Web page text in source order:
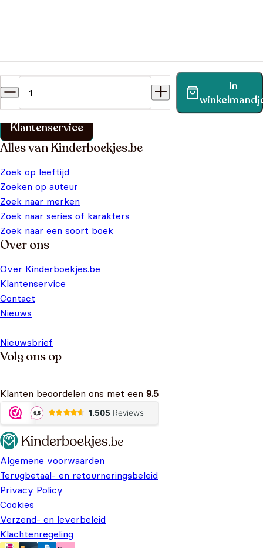
In
Vind binnen no-time antwoord op je vraag op onze
klantenservice pagina.
Klantenservice
Alles van Kinderboekjes.be
Zoek op leeftijd
Zoeken op auteur
Zoek naar merken
Zoek naar series of karakters
Zoek naar een soort boek
Over ons
Over Kinderboekjes.be
Klantenservice
Contact
Nieuws
Nieuwsbrief
Volg ons op
Klanten beoordelen ons met een 9.5
Algemene voorwaarden
Terugbetaal- en retourneringsbeleid
Privacy Policy
Cookies
Verzend- en leverbeleid
Klachtenregeling